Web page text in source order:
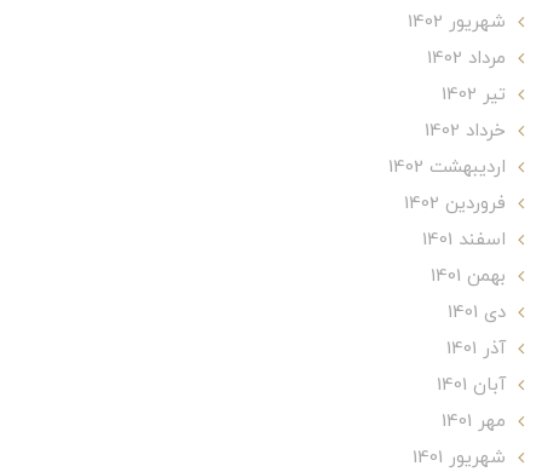
شهریور 1402
مرداد 1402
تير 1402
خرداد 1402
ارديبهشت 1402
فروردین 1402
اسفند 1401
بهمن 1401
دی 1401
آذر 1401
آبان 1401
مهر 1401
شهریور 1401